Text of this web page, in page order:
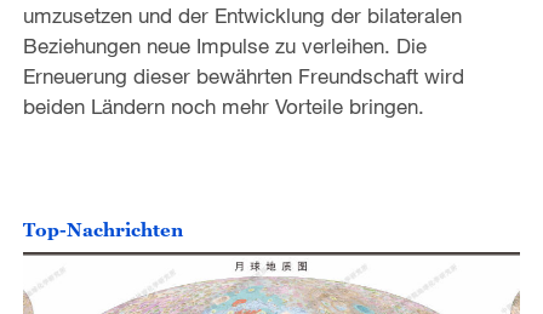
umzusetzen und der Entwicklung der bilateralen
Beziehungen neue Impulse zu verleihen. Die
Erneuerung dieser bewährten Freundschaft wird
beiden Ländern noch mehr Vorteile bringen.
Top-Nachrichten